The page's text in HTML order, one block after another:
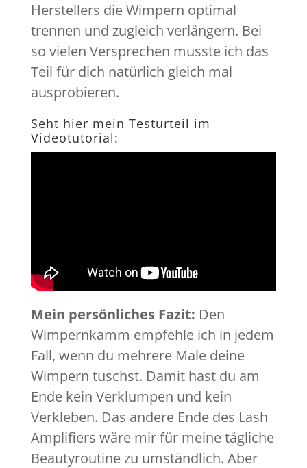
Herstellers die Wimpern optimal
trennen und zugleich verlängern. Bei
so vielen Versprechen musste ich das
Teil für dich natürlich gleich mal
ausprobieren.
Seht hier mein Testurteil im
Videotutorial:
Mein persönliches Fazit: Den
Wimpernkamm empfehle ich in jedem
Fall, wenn du mehrere Male deine
Wimpern tuschst. Damit hast du am
Ende kein Verklumpen und kein
Verkleben. Das andere Ende des Lash
Amplifiers wäre mir für meine tägliche
Beautyroutine zu umständlich. Aber